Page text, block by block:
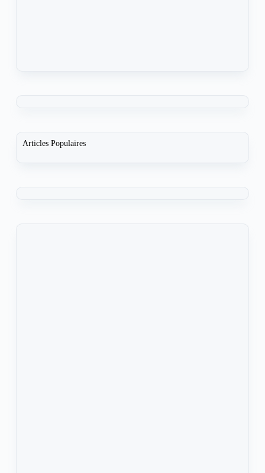
Articles Populaires